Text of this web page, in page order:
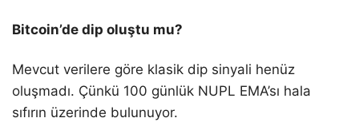
Bitcoin’de dip oluştu mu?
Mevcut verilere göre klasik dip sinyali henüz
oluşmadı. Çünkü 100 günlük NUPL EMA’sı hala
sıfırın üzerinde bulunuyor.